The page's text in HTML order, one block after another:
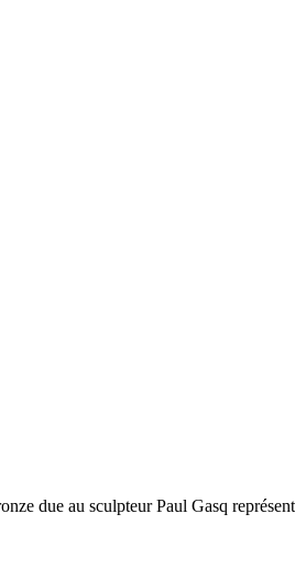
due au sculpteur Paul Gasq